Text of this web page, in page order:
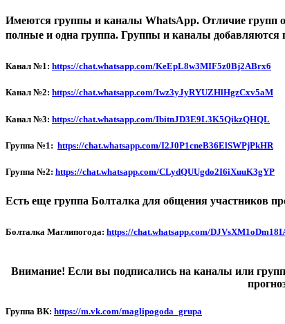
Имеются группы и каналы WhatsApp. Отличие групп
полные и одна группа. Группы и каналы добавляются
Канал №1: https://chat.whatsapp.com/KeEpL8w3MIF5z0Bj2ABrx6
Канал №2: https://chat.whatsapp.com/Iwz3yJyRYUZHlHgzCxv5aM
Канал №3: https://chat.whatsapp.com/IbitnJD3E9L3K5QikzQHQL
Группа №1: https://chat.whatsapp.com/I2J0P1cneB36ElSWPjPkHR
Группа №2: https://chat.whatsapp.com/CLydQUUgdo2I6iXuuK3gYP
Есть еще группа Болталка для общения участников
Болталка Маглипогода: https://chat.whatsapp.com/
Внимание! Если вы подписались на каналы или
Группа ВК: https://m.vk.com/maglipogoda_grupa